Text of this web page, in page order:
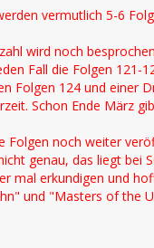
vermutlich 5-6
wird noch
Fall die Folgen 121-
Folgen 124 und einer
Schon Ende März
Folgen noch weiter
genau, das liegt bei
mal erkundigen und
und "Masters of the